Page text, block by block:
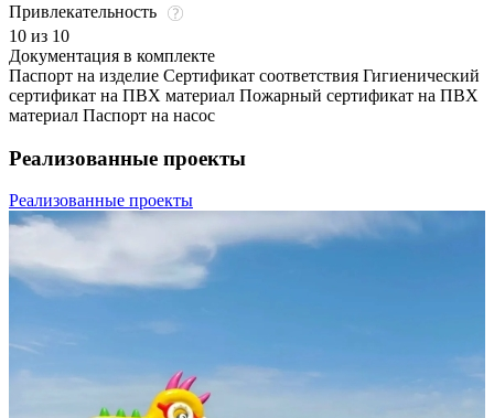
Привлекательность
10 из 10
Документация в комплекте
Паспорт на изделие Сертификат соответствия Гигиенический
сертификат на ПВХ материал Пожарный сертификат на ПВХ
материал Паспорт на насос
Реализованные проекты
Реализованные проекты